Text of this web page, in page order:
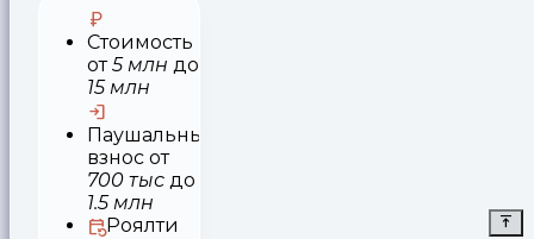
Стоимость
от5 млн до
15 млн
Паушальный
взнос от
700 тыс до
1.5 млн
Роялти